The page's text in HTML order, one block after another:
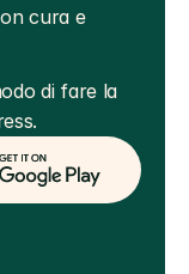
cura e
di fare la